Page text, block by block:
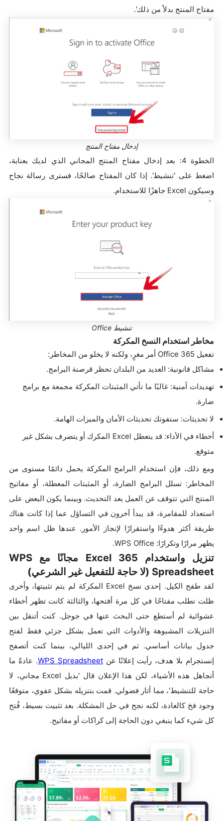
مفتاح المنتج بدلاً من ذلك'.
إدخال مفتاح المنتج
الخطوة 4: بعد إدخال مفتاح المنتج المجاني الذي لديك بعناية،
اضغط على 'تنشيط'. إذا كان المفتاح صالحًا، فسترى رسالة نجاح
وسيكون Excel جاهزًا للاستخدام.
تنشيط Office
مخاطر استخدام النسخ المكركة
تفعيل Office 365 أمر مغرٍ، ولكنه لا يخلو من المخاطر:
مشاكل قانونية: العديد من البلدان تحظر قرصنة البرامج.
تهديدات أمنية: غالبًا ما تأتي المثبتات المكركة مجمعة مع برامج
ضارة.
لا تحديثات: ستفوتك تحديثات الأمان والميزات الهامة.
أخطاء في الأداء: قد يتعطل Excel المكرك أو يتصرف بشكل غير
متوقع.
ومع ذلك، فإن استخدام البرامج المكركة يحمل دائمًا مستوى من
المخاطر: تسلل البرامج الضارة، أو المثبتات المعطلة، أو مفاتيح
المنتج التي تتوقف عن العمل بعد التحديث. وبينما يكون البعض على
استعداد للمقامرة، قد يبدأ آخرون في التساؤل عما إذا كانت هناك
طريقة أكثر هدوءًا واستقرارًا لإنجاز الأمور. عندها ظل اسم واحد
يظهر مرارًا وتكرارًا: WPS Office.
تنزيل واستخدام Excel 365 مجانًا مع WPS
Spreadsheet (لا حاجة للتفعيل غير الشرعي)
لقد طفح الكيل. إحدى نسخ Excel المكركة لم يتم تثبيتها، وأخرى
ظلت تطلب مفتاحًا في كل مرة أفتحها، والثالثة كانت تظهر أخطاء
عشوائية لم أستطع حتى البحث عنها في جوجل. كنت أتنقل بين
التنزيلات المشبوهة والأدوات التي تعمل بشكل جزئي فقط لفتح
جدول بيانات أساسي. ثم في إحدى الليالي، بينما كنت أتصفح
إنستجرام بلا هدف، رأيت إعلانًا عنWPS Spreadsheet. عادةً ما
أتجاهل هذه الأشياء، لكن هذا الإعلان قال 'بديل Excel مجاني، لا
حاجة للتنشيط'، مما أثار فضولي. قمت بتنزيله بشكل عفوي، متوقعًا
وجود فخ كالعادة، لكنه نجح في حل المشكلة. بعد تثبيت بسيط، فُتح
كل شيء كما ينبغي دون الحاجة إلى كراكات أو مفاتيح.